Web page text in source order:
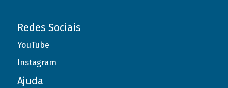
Redes Sociais
YouTube
Instagram
Ajuda